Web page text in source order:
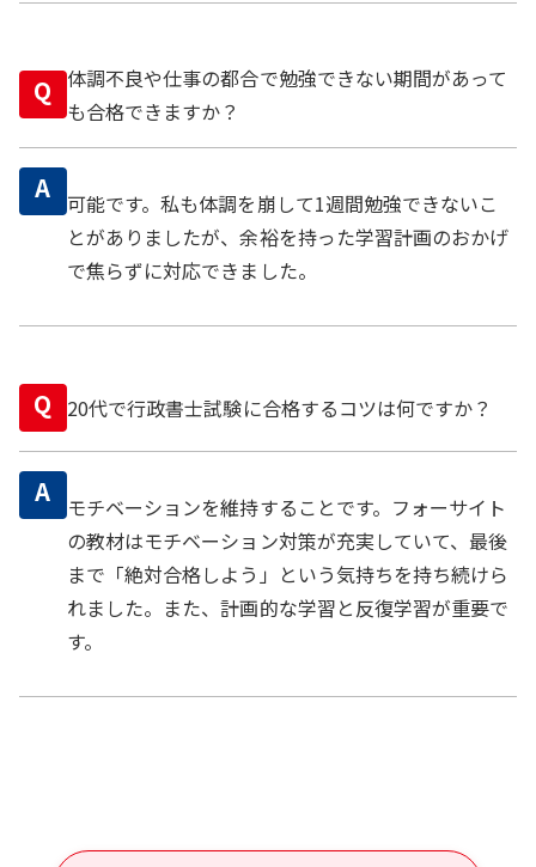
Q
体調不良や仕事の都合で勉強できない期間があって
も合格できますか？
A
可能です。私も体調を崩して1週間勉強できないこ
とがありましたが、余裕を持った学習計画のおかげ
で焦らずに対応できました。
Q 20代で行政書士試験に合格するコツは何ですか？
A
モチベーションを維持することです。フォーサイト
の教材はモチベーション対策が充実していて、最後
まで「絶対合格しよう」という気持ちを持ち続けら
れました。また、計画的な学習と反復学習が重要で
す。